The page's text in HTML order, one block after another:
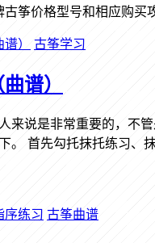
筝价格型号和相应购买
古筝学习
谱）
来说是非常重要的，不
。 首先勾托抹托练习、
古筝曲谱